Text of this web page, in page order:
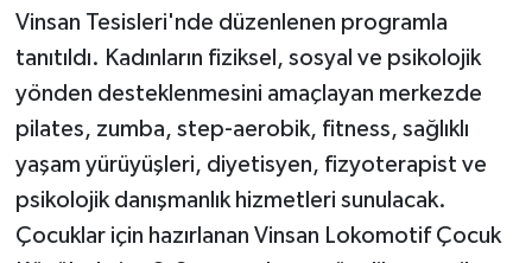
Vinsan Tesisleri'nde düzenlenen programla
tanıtıldı. Kadınların fiziksel, sosyal ve psikolojik
yönden desteklenmesini amaçlayan merkezde
pilates, zumba, step-aerobik, fitness, sağlıklı
yaşam yürüyüşleri, diyetisyen, fizyoterapist ve
psikolojik danışmanlık hizmetleri sunulacak.
Çocuklar için hazırlanan Vinsan Lokomotif Çocuk